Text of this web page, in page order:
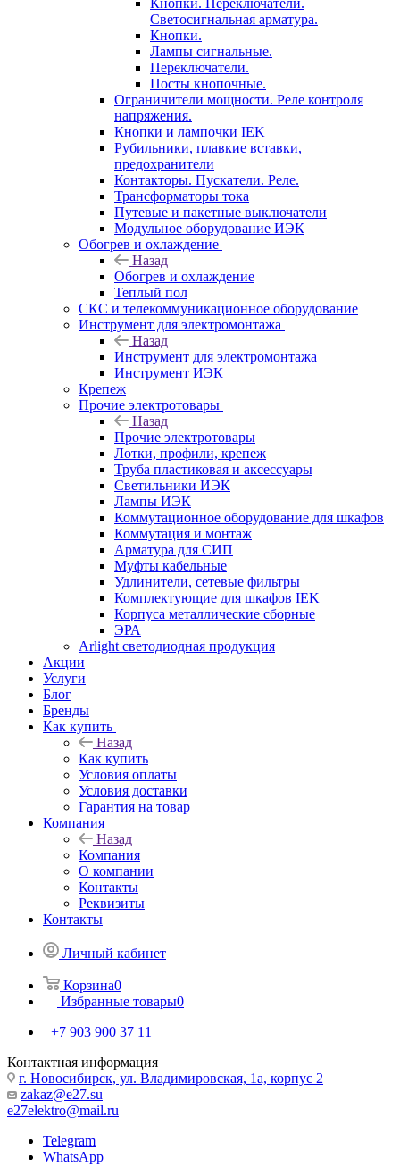
Светосигнальная арматура.
Кнопки.
Лампы сигнальные.
Переключатели.
Посты кнопочные.
Ограничители мощности. Реле контроля
напряжения.
Кнопки и лампочки IEK
Рубильники, плавкие вставки,
предохранители
Контакторы. Пускатели. Реле.
Трансформаторы тока
Путевые и пакетные выключатели
Модульное оборудование ИЭК
Обогрев и охлаждение
Назад
Обогрев и охлаждение
Теплый пол
СКС и телекоммуникационное оборудование
Инструмент для электромонтажа
Назад
Инструмент для электромонтажа
Инструмент ИЭК
Крепеж
Прочие электротовары
Назад
Прочие электротовары
Лотки, профили, крепеж
Труба пластиковая и аксессуары
Светильники ИЭК
Лампы ИЭК
Коммутационное оборудование для шкафов
Коммутация и монтаж
Арматура для СИП
Муфты кабельные
Удлинители, сетевые фильтры
Комплектующие для шкафов IEK
Корпуса металлические сборные
ЭРА
Arlight светодиодная продукция
Акции
Услуги
Блог
Бренды
Как купить
Назад
Как купить
Условия оплаты
Условия доставки
Гарантия на товар
Компания
Назад
Компания
О компании
Контакты
Реквизиты
Контакты
Личный кабинет
Корзина0
Избранные товары0
+7 903 900 37 11
Контактная информация
г. Новосибирск, ул. Владимировская, 1а, корпус 2
zakaz@e27.su
e27elektro@mail.ru
Telegram
WhatsApp